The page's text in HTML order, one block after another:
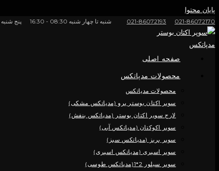
پایان محتوا
021-86072170
021-86072193 شنبه تا چهار شنبه 08:30 - 16:30 پنج شنبه ها 08:30 -
صفحه اصلی
محصولات مدپاتکس
محصولات مدپاتکس
سوپر اکتان بوستر پرو (مدپاتکس مشکی)
لارج سوپر اکتان بوستر (مدپاتکس بنفش)
سوپر اکوکتان (مدپاتکس آبی)
سوپر بریز (مدپاتکس سبز)
سوپر اسپری (مدپاتکس اسپری)
سوپر سیلور 2*1(مدپاتکس طوسی)